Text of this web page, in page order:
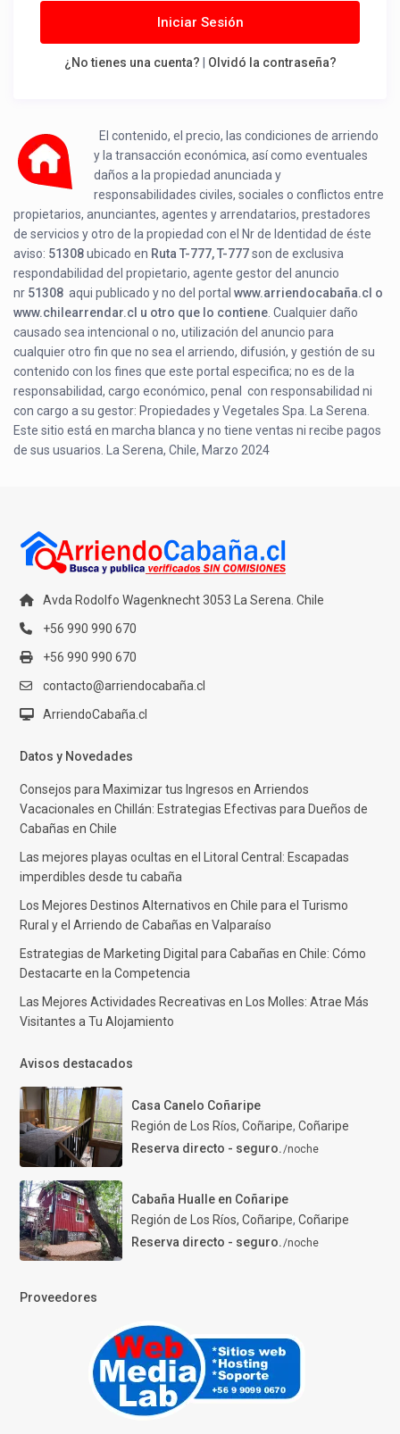
Iniciar Sesión
¿No tienes una cuenta? Olvidó la contraseña?
El contenido, el precio, las condiciones de arriendo
y la transacción económica, así como eventuales
daños a la propiedad anunciada y
responsabilidades civiles, sociales o conflictos entre
propietarios, anunciantes, agentes y arrendatarios, prestadores
de servicios y otro de la propiedad con el Nr de Identidad de éste
aviso: 51308ubicado en Ruta T-777, T-777son de exclusiva
respondabilidad del propietario, agente gestor del anuncio
nr 51308 aqui publicado y no del portalwww.arriendocabaña.cl o
www.chilearrendar.cl u otro que lo contiene . Cualquier daño
causado sea intencional o no, utilización del anuncio para
cualquier otro fin que no sea el arriendo, difusión, y gestión de su
contenido con los fines que este portal especifica; no es de la
responsabilidad, cargo económico, penal con responsabilidad ni
con cargo a su gestor: Propiedades y Vegetales Spa. La Serena.
Este sitio está en marcha blanca y no tiene ventas ni recibe pagos
de sus usuarios. La Serena, Chile, Marzo 2024
Avda Rodolfo Wagenknecht 3053 La Serena. Chile
+56 990 990 670
+56 990 990 670
contacto@arriendocabaña.cl
ArriendoCabaña.cl
Datos y Novedades
Consejos para Maximizar tus Ingresos en Arriendos
Vacacionales en Chillán: Estrategias Efectivas para Dueños de
Cabañas en Chile
Las mejores playas ocultas en el Litoral Central: Escapadas
imperdibles desde tu cabaña
Los Mejores Destinos Alternativos en Chile para el Turismo
Rural y el Arriendo de Cabañas en Valparaíso
Estrategias de Marketing Digital para Cabañas en Chile: Cómo
Destacarte en la Competencia
Las Mejores Actividades Recreativas en Los Molles: Atrae Más
Visitantes a Tu Alojamiento
Avisos destacados
Casa Canelo Coñaripe
Región de Los Ríos, Coñaripe, Coñaripe
Reserva directo - seguro./noche
Cabaña Hualle en Coñaripe
Región de Los Ríos, Coñaripe, Coñaripe
Reserva directo - seguro./noche
Proveedores